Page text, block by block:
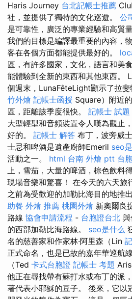
Haris Journey 台北記帳士推薦
社，並提供了獨特的文化巡遊。 公
是可靠性，廣泛的專業經驗和高質
我們的目標是編譯最重要的內容，
客在各個方面都能提供最好的。
區，有許多國家，文化，語言和美
能體驗到全新的東西和其他東西。
個週末，LunaFêteLight顯示了拉
竹外燴 記帳士函授 Square）附近
區，距離該季度很快。 記帳士 試題
大型輕型和音頻裝置令人嘆為觀止
好的。 記帳士 解答 布丁，波旁威
士忌和啤酒是遺產廚師Emeril seo
活動之一。 html 台南 外燴 ptt 台
上，雪茄，大量的啤酒，棕色飲料
現場音樂和驚喜！ 在今天的六天旅
之前為受歡迎的加勒比海目的地推
助餐 外燴 推薦 桃園外燴 新奧爾良
路線 協會申請流程 - 台胞證台北
的西部加勒比海路線。 seo是什么
名的慈善家和作家林·阿里森（Lin
正式命名，也是已故的嘉年華巡航
（Ted 卡式台胞證 記帳士 考題
他正在尋找帶有蘇打水或布丁的派
著代表小耶穌的豆子。 後來，它以